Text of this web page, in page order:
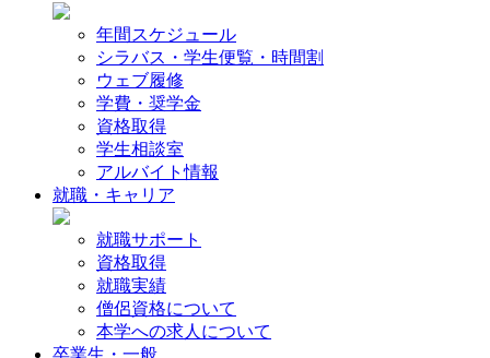
年間スケジュール
シラバス・学生便覧・時間割
ウェブ履修
学費・奨学金
資格取得
学生相談室
アルバイト情報
就職・キャリア
就職サポート
資格取得
就職実績
僧侶資格について
本学への求人について
卒業生・一般